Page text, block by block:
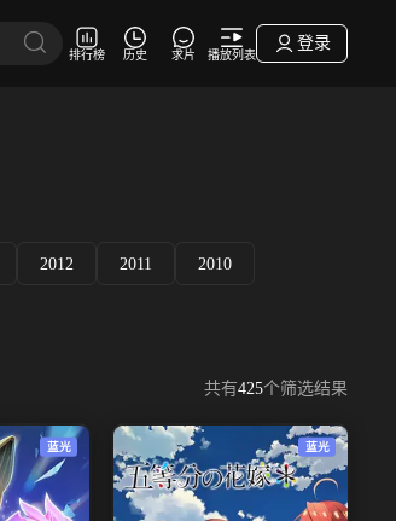
排行榜 历史 求片 播放列表
登录
2012 2011 2010
共有425个筛选结果
蓝光 蓝光